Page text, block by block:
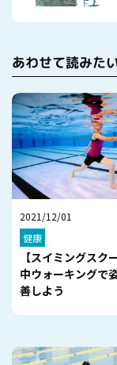
あわせて読みた
2021/12/01
健康
【スイミングスク
中ウォーキングで
善しよう